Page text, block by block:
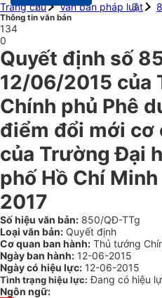
Trang chủ
Văn bản pháp luật
Thông tin văn bản
134
0
Quyết định số
12/06/2015 của
Chính phủ Phê
điểm đổi mới cơ
của Trường Đại
phố Hồ Chí
2017
Số hiệu văn bản: 850/QĐ-TTg
Loại văn bản: Quyết định
Cơ quan ban hành: Thủ tướng
Ngày ban hành: 12-06-2015
Ngày có hiệu lực: 12-06-2015
Tình trạng hiệu lực: Đang có hiệu
Ngôn ngữ: